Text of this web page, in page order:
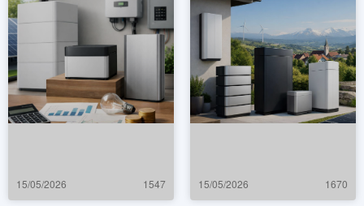
15/05/2026 1547 15/05/2026 1670